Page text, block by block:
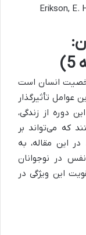
Erikson, E.
انسان است
عوامل تأثیرگذار
دوره از زندگی،
که می‌تواند بر
این مقاله، به
در نوجوانان
این ویژگی در